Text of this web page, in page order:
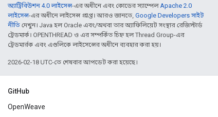
অ্যাট্রিবিউশন 4.0 লাইসেন্স-এর অধীনে এবং কোডের স্যাম্পেলApache 2.0
লাইসেন্স-এর অধীনে লাইসেন্স প্রাপ্ত। আরও জানতে, Google Developers সাইট
নীতি দেখুন। Java হল Oracle এবং/অথবা তার অ্যাফিলিয়েট সংস্থার রেজিস্টার্ড
ট্রেডমার্ক। OPENTHREAD ও এর সম্পর্কিত চিহ্ন হল Thread Group-এর
ট্রেডমার্রক এবং এগুলিকে লাইসেন্সের অধীনে ব্যবহার করা হয়।
2026-02-18 UTC-তে শেষবার আপডেট করা হয়েছে।
GitHub
OpenWeave